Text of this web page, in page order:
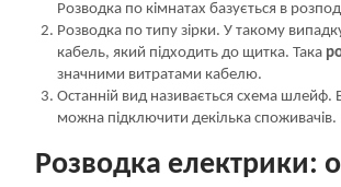
Розводка по кімнатах базується в
Розводка по типу зірки. У такому
кабель, який підходить до щитка. Така
значними витратами кабелю.
Останній вид називається схема
можна підключити декілька споживачів.
Розводка електрики: